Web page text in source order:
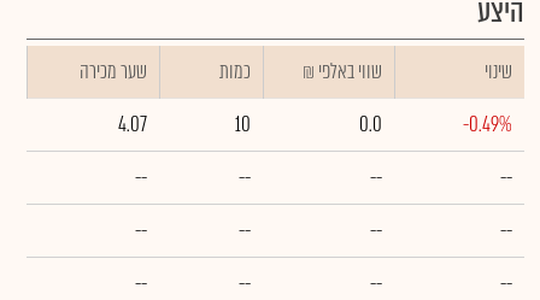
היצע
שינוי ₪ שווי באלפי כמות
שער מכירה
-0.49%
0.0
10
4.07
--
--
--
--
--
--
--
--
--
--
--
--